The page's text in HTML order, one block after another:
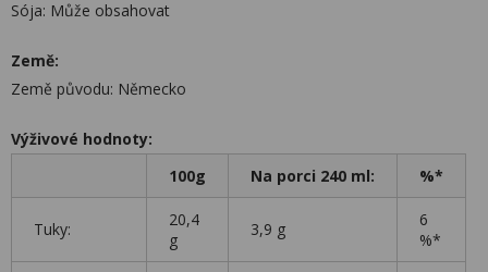
Sója: Může obsahovat
Země:
Země původu: Německo
Výživové hodnoty:
100g
Na porci 240 ml: %*
Tuky:
20,4
g
3,9 g
6
%*